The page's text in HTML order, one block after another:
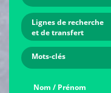
Lignes de recherche
et de transfert
Mots-clés
Nom / Prénom